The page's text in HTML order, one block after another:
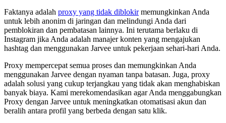
Faktanya adalah proxy yang tidak diblokirmemungkinkan Anda
untuk lebih anonim di jaringan dan melindungi Anda dari
pemblokiran dan pembatasan lainnya. Ini terutama berlaku di
Instagram jika Anda adalah manajer konten yang mengajukan
hashtag dan menggunakan Jarvee untuk pekerjaan sehari-hari Anda.
Proxy mempercepat semua proses dan memungkinkan Anda
menggunakan Jarvee dengan nyaman tanpa batasan. Juga, proxy
adalah solusi yang cukup terjangkau yang tidak akan menghabiskan
banyak biaya. Kami merekomendasikan agar Anda menggabungkan
Proxy dengan Jarvee untuk meningkatkan otomatisasi akun dan
beralih antara profil yang berbeda dengan satu klik.